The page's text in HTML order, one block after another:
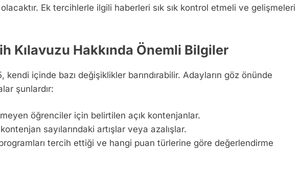
Ek tercihlerle ilgili haberleri sık sık kontrol etmeli ve gelişmeleri
Kılavuzu Hakkında Önemli Bilgiler
kendi içinde bazı değişiklikler barındırabilir. Adayların göz önünde
şunlardır:
öğrenciler için belirtilen açık kontenjanlar.
sayılarındaki artışlar veya azalışlar.
tercih ettiği ve hangi puan türlerine göre değerlendirme